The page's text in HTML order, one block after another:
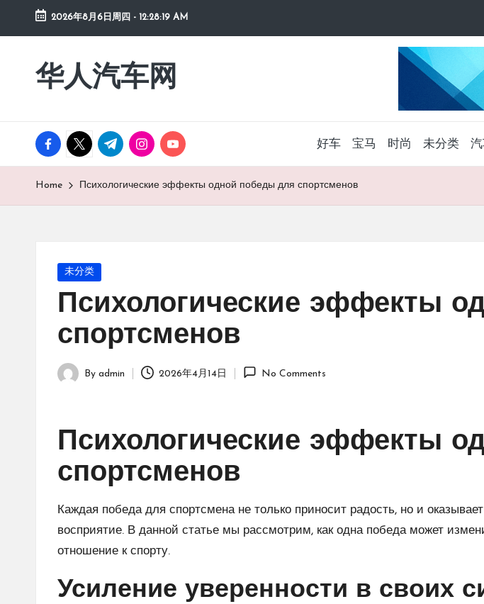
Skip
content
2026年8月6日周四 - 12:28:20 AM
华人汽车网
facebook.com
twitter.com
t.me instagram.com
youtube.com 好车 宝马 时尚 未分类
Home Психологические эффекты одной победы для спортсменов
Posted
未分类
Психологические эффекты
спортсменов
Posted
By admin 2026年4月14日 No Comments
Психологические эффекты
спортсменов
Каждая победа для спортсмена не только приносит радость, но и
восприятие. В данной статье мы рассмотрим, как одна победа может
отношение к спорту.
Усиление уверенности в своих